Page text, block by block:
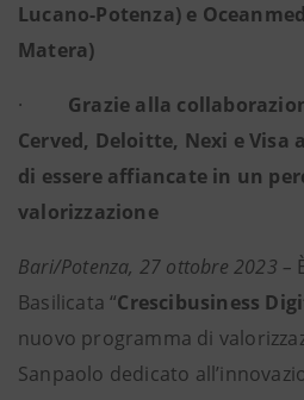
Lucano-Potenza) e
Matera)
· Grazie alla
Cerved, Deloitte, Nexi e Visa
di essere affiancate in un
valorizzazione
Bari/Potenza, 27 ottobre 2023 –
Basilicata “Crescibusiness
nuovo programma di
Sanpaolo dedicato